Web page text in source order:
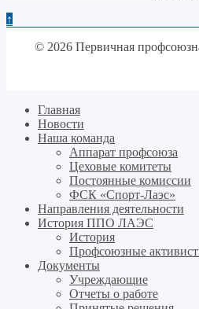
↑
© 2026 Первичная
Главная
Новости
Наша команда
Аппарат профсоюза
Цеховые комитеты
Постоянные комиссии
ФСК «Спорт-Лаэс»
Направления деятельности
История ППО ЛАЭС
История
Профсоюзные
Документы
Учреждающие
Отчеты о работе